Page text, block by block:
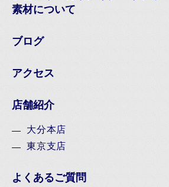
素材について
ブログ
アクセス
店舗紹介
大分本店
東京支店
よくあるご質問